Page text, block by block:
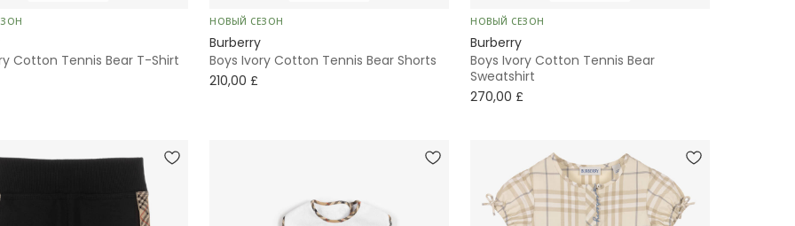
Cotton Tennis Bear T-Shirt
НОВЫЙ СЕЗОН
Burberry
Boys Ivory Cotton Tennis Bear Shorts
210,00 £
НОВЫЙ СЕЗОН
Burberry
Boys Ivory Cotton Tennis Bear
Sweatshirt
270,00 £